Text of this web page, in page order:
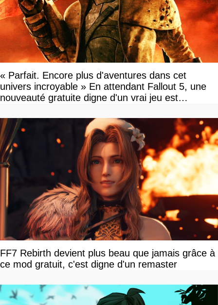
« Parfait. Encore plus d'aventures dans cet
univers incroyable » En attendant Fallout 5, une
nouveauté gratuite digne d'un vrai jeu est
FF7 Rebirth devient plus beau que jamais grâce à
ce mod gratuit, c'est digne d'un remaster